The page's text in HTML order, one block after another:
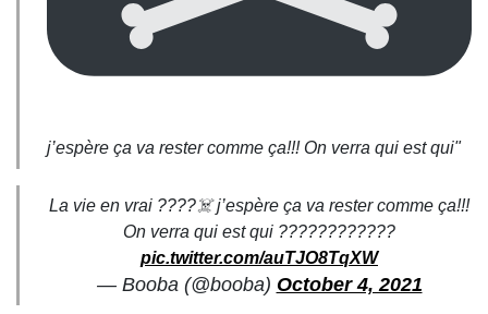
j’espère ça va rester comme ça!!! On verra qui est qui"
La vie en vrai ????‍☠️ j’espère ça va rester comme ça!!!
On verra qui est qui ????????????
pic.twitter.com/auTJO8TqXW
— Booba (@booba) October 4, 2021